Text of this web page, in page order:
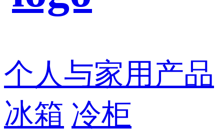
个人与家用产品
冰箱 冷柜